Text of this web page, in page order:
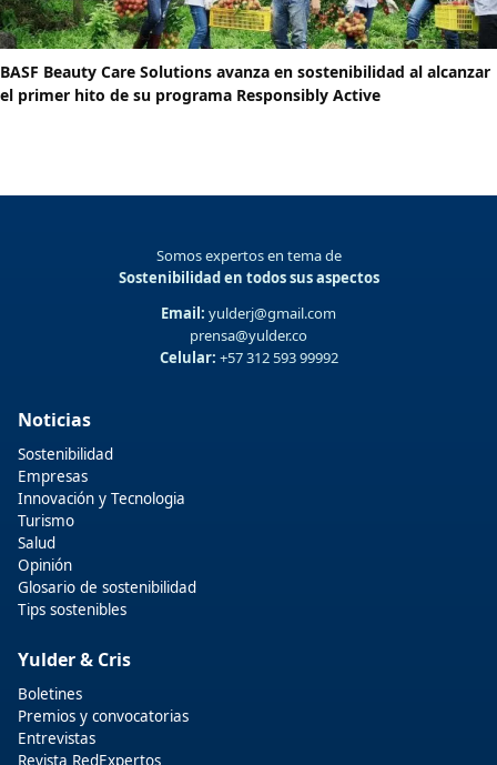
BASF Beauty Care Solutions avanza en sostenibilidad al alcanzar
el primer hito de su programa Responsibly Active
Somos expertos en tema de
Sostenibilidad en todos sus aspectos
Email: yulderj@gmail.com
prensa@yulder.co
Celular: +57 312 593 99992
Noticias
Sostenibilidad
Empresas
Innovación y Tecnologia
Turismo
Salud
Opinión
Glosario de sostenibilidad
Tips sostenibles
Yulder & Cris
Boletines
Premios y convocatorias
Entrevistas